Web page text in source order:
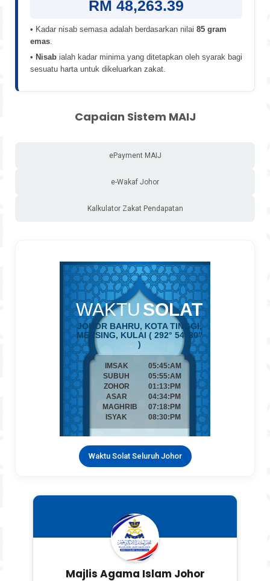
RM 48,263.39
• Kadar nisab semasa adalah berdasarkan nilai 85 gram
emas.
• Nisab ialah kadar minima yang ditetapkan oleh syarak bagi
sesuatu harta untuk dikeluarkan zakat.
Capaian Sistem MAIJ
ePayment MAIJ
e-Wakaf Johor
Kalkulator Zakat Pendapatan
Waktu Solat Seluruh Johor
Majlis Agama Islam Johor